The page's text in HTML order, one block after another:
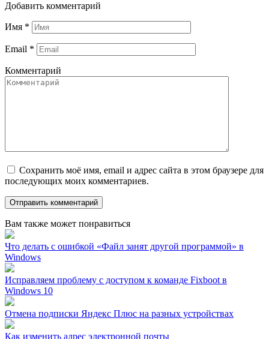
Добавить комментарий
Имя *
Email *
Комментарий
Сохранить моё имя, email и адрес сайта в этом браузере для
последующих моих комментариев.
Вам также может понравиться
Что делать с ошибкой «Файл занят другой программой» в
Windows
Исправляем проблему с доступом к команде Fixboot в
Windows 10
Отмена подписки Яндекс Плюс на разных устройствах
Как изменить адрес электронной почты